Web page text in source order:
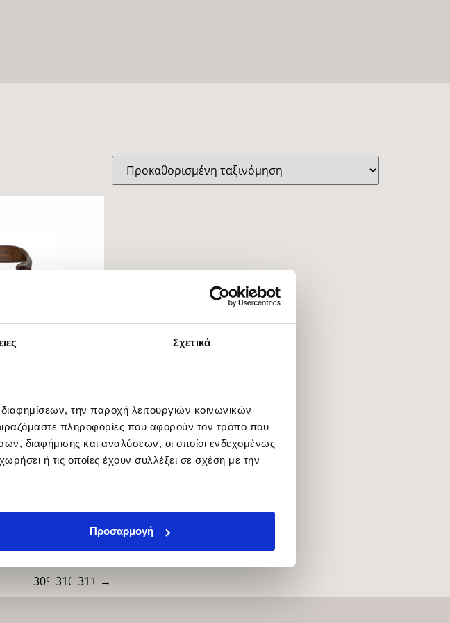
Σχετικά
την παροχή λειτουργιών κοινωνικών
πληροφορίες που αφορούν τον τρόπο που
διαφήμισης και αναλύσεων, οι οποίοι ενδεχομένως
ή τις οποίες έχουν συλλέξει σε σχέση με την
Προσαρμογή
… 309 310 311 →